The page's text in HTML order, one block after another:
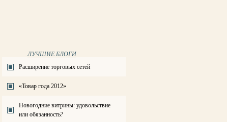
ЛУЧШИЕ БЛОГИ
Расширение торговых сетей
«Товар года 2012»
Новогодние витрины: удовольствие
или обязанность?